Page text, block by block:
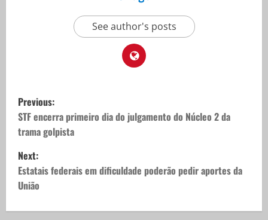
See author's posts
P
o
s
t
n
Previous:
STF encerra primeiro dia do julgamento do Núcleo 2 da
trama golpista
Next:
Estatais federais em dificuldade poderão pedir aportes da
União